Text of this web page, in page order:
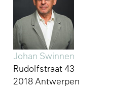
Johan Swinnen
Rudolfstraat 43
2018 Antwerpen